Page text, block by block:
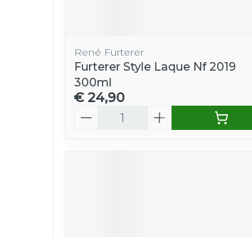
René Furterer
Furterer Style Laque Nf 2019
300ml
€ 24,90